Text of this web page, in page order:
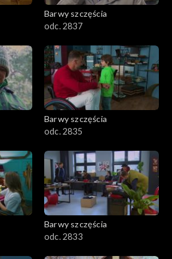
Barwy szczęścia
odc. 2837
Barwy szczęścia
odc. 2835
Barwy szczęścia
odc. 2833